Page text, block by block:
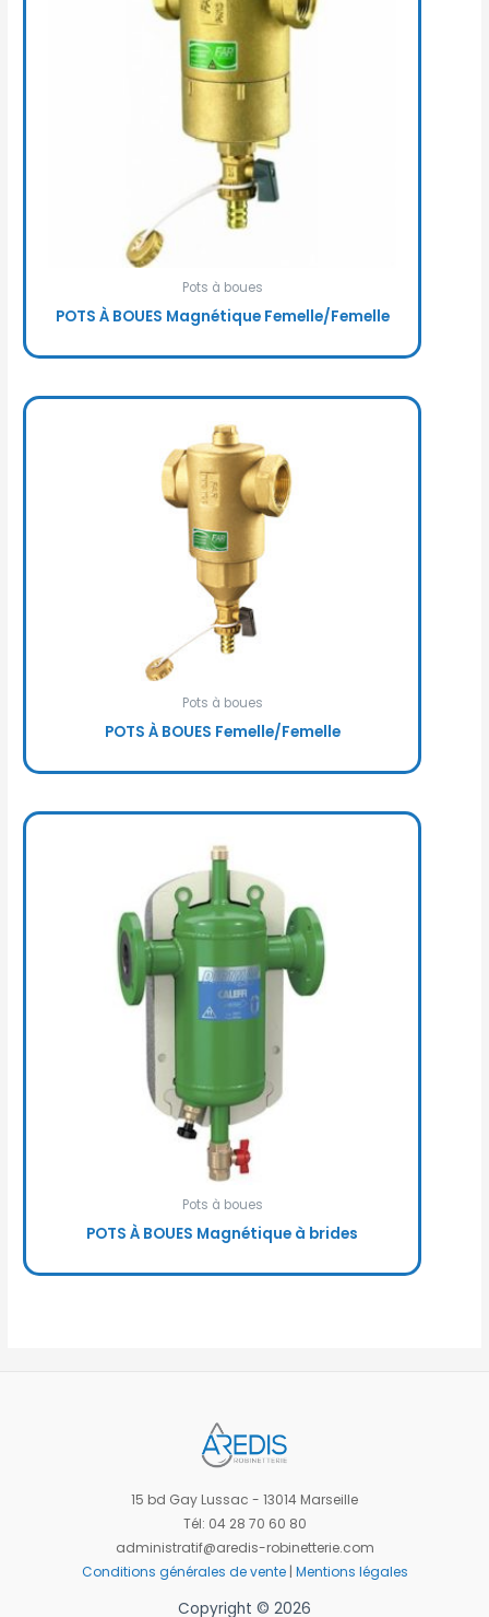
Pots à boues
POTS À BOUES Magnétique Femelle/Femelle
Pots à boues
POTS À BOUES Femelle/Femelle
Pots à boues
POTS À BOUES Magnétique à brides
15 bd Gay Lussac - 13014 Marseille
Tél: 04 28 70 60 80
administratif@aredis-robinetterie.com
Conditions générales de vente| Mentions légales
Copyright © 2026